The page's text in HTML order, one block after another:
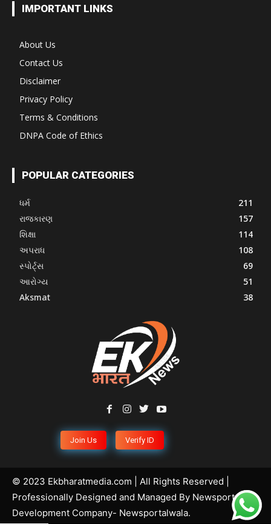
IMPORTANT LINKS
About Us
Contact Us
Disclaimer
Privacy Policy
Terms & Conditions
DNPA Code of Ethics
POPULAR CATEGORIES
ધર્મ
211
રાજકારણ
157
શિક્ષા
114
અપરાધ
108
સ્પોર્ટ્સ
69
આરોગ્ય
51
Aksmat
38
Join Us Verify ID
© 2023 Ekbharatmedia.com | All Rights Reserved |
Professionally Designed and Managed By Newsportal
Development Company- Newsportalwala.